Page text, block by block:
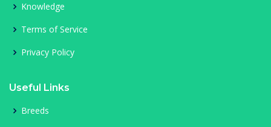
Knowledge
Terms of Service
Privacy Policy
Useful Links
Breeds